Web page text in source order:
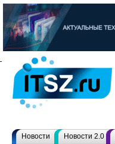
Новости Новости 2.0